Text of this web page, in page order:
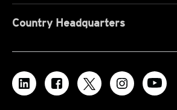
Country Headquarters